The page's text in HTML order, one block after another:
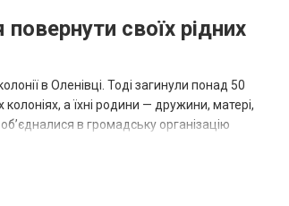
своїх рідних
в Оленівці. Тоді загинули понад 50
а їхні родини — дружини, матері,
в громадську організацію